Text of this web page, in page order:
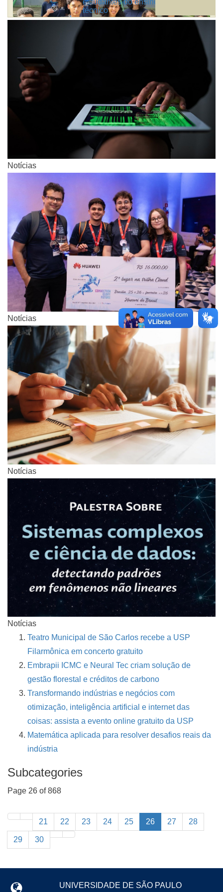
estudantes do ensino médio e
técnico
Notícias
Notícias
Notícias
Notícias
Notícias
Teatro Municipal de São Carlos recebe a USP
Filarmônica em concerto gratuito
Embrapii ICMC e Neural Tec criam solução de
gestão florestal e créditos de carbono
Transformando indústrias e negócios com
otimização, inteligência artificial e internet das
coisas: assista a evento online gratuito da USP
Matemática aplicada para resolver desafios reais da
indústria
Subcategories
Page 26 of 868
21 22 23 24 25 26 27 28
29 30
UNIVERSIDADE DE SÃO PAULO